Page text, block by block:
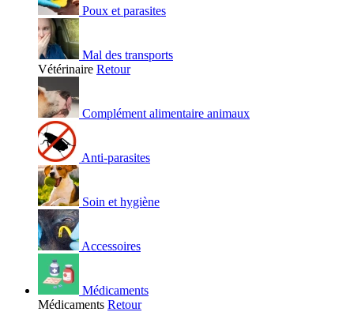
Poux et parasites
Mal des transports
Vétérinaire Retour
Complément alimentaire animaux
Anti-parasites
Soin et hygiène
Accessoires
Médicaments
Médicaments Retour